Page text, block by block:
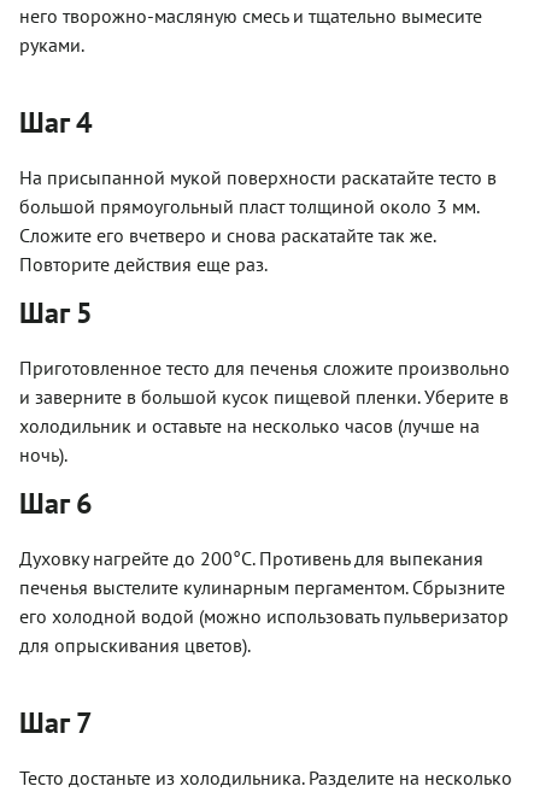
него творожно-масляную смесь и тщательно вымесите
руками.
Шаг 4
На присыпанной мукой поверхности раскатайте тесто в
большой прямоугольный пласт толщиной около 3 мм.
Сложите его вчетверо и снова раскатайте так же.
Повторите действия еще раз.
Шаг 5
Приготовленное тесто для печенья сложите произвольно
и заверните в большой кусок пищевой пленки. Уберите в
холодильник и оставьте на несколько часов (лучше на
ночь).
Шаг 6
Духовку нагрейте до 200°C. Противень для выпекания
печенья выстелите кулинарным пергаментом. Сбрызните
его холодной водой (можно использовать пульверизатор
для опрыскивания цветов).
Шаг 7
Тесто достаньте из холодильника. Разделите на несколько